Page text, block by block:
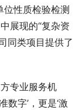
位性质检验检测
展现的“复杂资
同类项目提供了
专业服务机
数字’，更是‘激